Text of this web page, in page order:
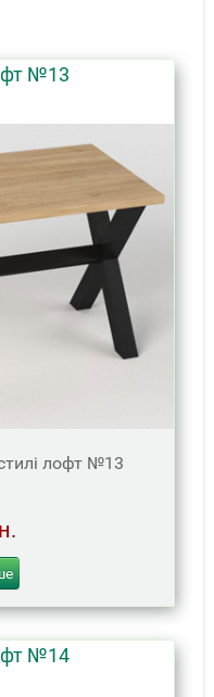
№13
лофт №13
№14